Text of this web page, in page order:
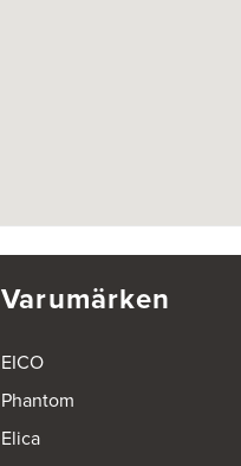
Varumärken
EICO
Phantom
Elica